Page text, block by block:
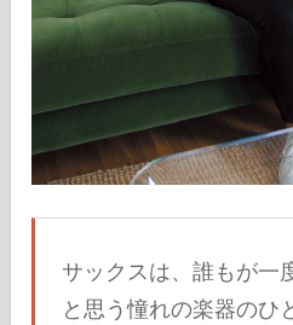
サックスは、誰もが一
と思う憧れの楽器のひ